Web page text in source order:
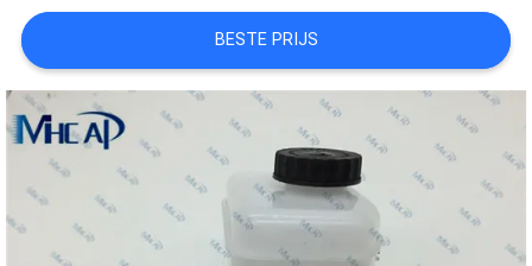
POLICY
BESTE PRIJS